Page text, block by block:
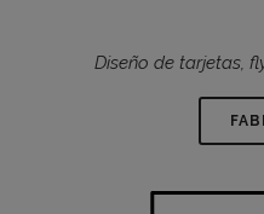
Diseño de tarjetas,